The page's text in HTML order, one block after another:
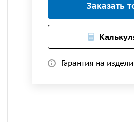
Заказать
Гарантия на